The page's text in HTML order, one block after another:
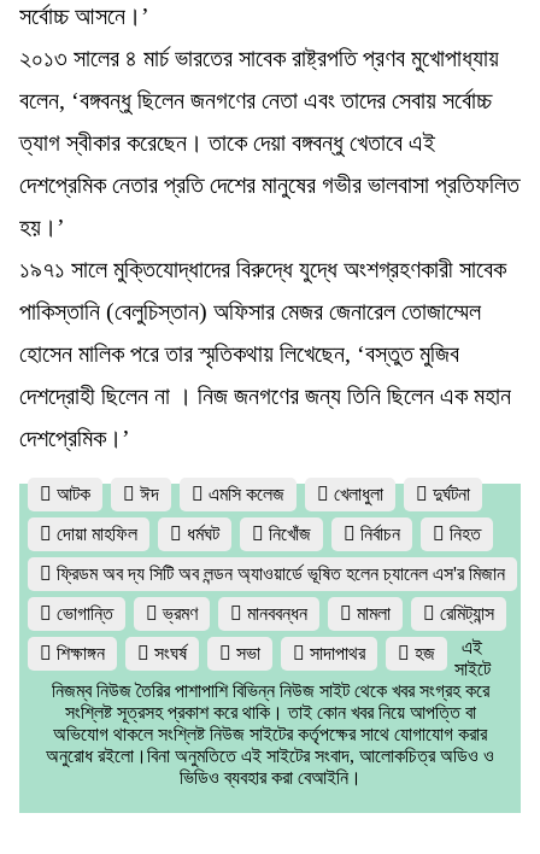
সর্বোচ্চ আসনে।’
২০১৩ সালের ৪ মার্চ ভারতের সাবেক রাষ্ট্রপতি প্রণব মুখোপাধ্যায়
বলেন, ‘বঙ্গবন্ধু ছিলেন জনগণের নেতা এবং তাদের সেবায় সর্বোচ্চ
ত্যাগ স্বীকার করেছেন। তাকে দেয়া বঙ্গবন্ধু খেতাবে এই
দেশপ্রেমিক নেতার প্রতি দেশের মানুষের গভীর ভালবাসা প্রতিফলিত
হয়।’
১৯৭১ সালে মুক্তিযোদ্ধাদের বিরুদ্ধে যুদ্ধে অংশগ্রহণকারী সাবেক
পাকিস্তানি (বেলুচিস্তান) অফিসার মেজর জেনারেল তোজাম্মেল
হোসেন মালিক পরে তার স্মৃতিকথায় লিখেছেন, ‘বস্তুত মুজিব
দেশদ্রোহী ছিলেন না । নিজ জনগণের জন্য তিনি ছিলেন এক মহান
দেশপ্রেমিক।’
আটক ঈদ এমসি কলেজ খেলাধুলা
দুর্ঘটনা
দোয়া মাহফিল
ধর্মঘট নিখোঁজ নির্বাচন
নিহত
ফ্রিডম অব দ্য সিটি অব লন্ডন অ্যাওয়ার্ডে ভূষিত হলেন চ্যানেল এস'র মিজান
ভোগান্তি
ভ্রমণ মানববন্ধন মামলা
রেমিট্যান্স
শিক্ষাঙ্গন
সংঘর্ষ সভা সাদাপাথর হজ
এই
সাইটে
নিজম্ব নিউজ তৈরির পাশাপাশি বিভিন্ন নিউজ সাইট থেকে খবর সংগ্রহ করে
সংশ্লিষ্ট সূত্রসহ প্রকাশ করে থাকি। তাই কোন খবর নিয়ে আপত্তি বা
অভিযোগ থাকলে সংশ্লিষ্ট নিউজ সাইটের কর্তৃপক্ষের সাথে যোগাযোগ করার
অনুরোধ রইলো।বিনা অনুমতিতে এই সাইটের সংবাদ, আলোকচিত্র অডিও ও
ভিডিও ব্যবহার করা বেআইনি।